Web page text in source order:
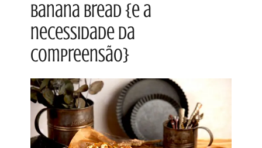
Banana Bread {e a
necessidade da
compreensão}